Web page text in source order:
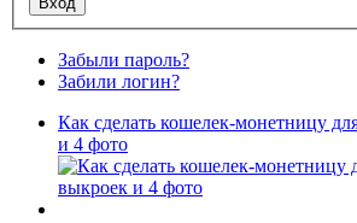
Забыли пароль?
Забили логин?
Как сделать кошелек-монетницу
и 4 фото